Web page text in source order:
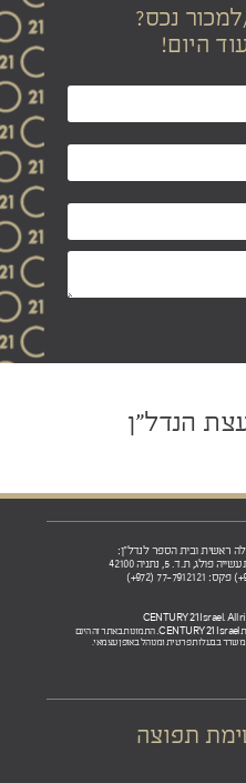
נכס?
היום!
הנדל"ן
CENTURY 21 Israel. התמונות באתר זה הינם
בבעלות פרטית ומנוהל באופן עצמאי.
תפוצה